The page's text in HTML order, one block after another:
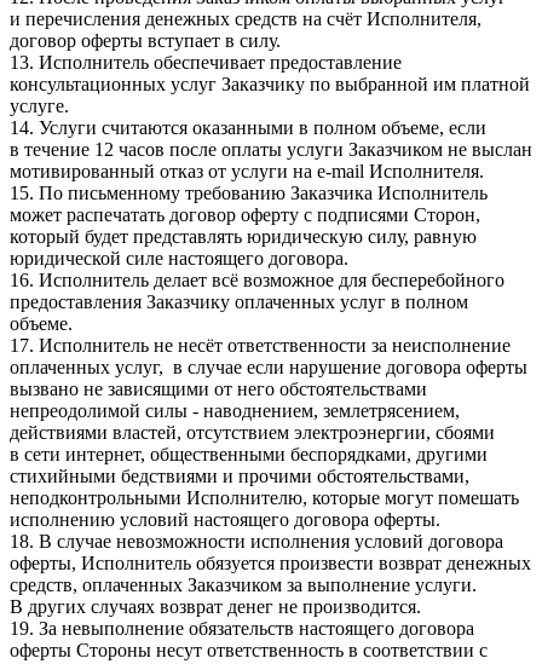
и перечисления денежных средств на счёт Исполнителя,
договор оферты вступает в силу.
13. Исполнитель обеспечивает предоставление
консультационных услуг Заказчику по выбранной им платной
услуге.
14. Услуги считаются оказанными в полном объеме, если
в течение 12 часов после оплаты услуги Заказчиком не выслан
мотивированный отказ от услуги на e-mail Исполнителя.
15. По письменному требованию Заказчика Исполнитель
может распечатать договор оферту с подписями Сторон,
который будет представлять юридическую силу, равную
юридической силе настоящего договора.
16. Исполнитель делает всё возможное для бесперебойного
предоставления Заказчику оплаченных услуг в полном
объеме.
17. Исполнитель не несёт ответственности за неисполнение
оплаченных услуг, в случае если нарушение договора оферты
вызвано не зависящими от него обстоятельствами
непреодолимой силы - наводнением, землетрясением,
действиями властей, отсутствием электроэнергии, сбоями
в сети интернет, общественными беспорядками, другими
стихийными бедствиями и прочими обстоятельствами,
неподконтрольными Исполнителю, которые могут помешать
исполнению условий настоящего договора оферты.
18. В случае невозможности исполнения условий договора
оферты, Исполнитель обязуется произвести возврат денежных
средств, оплаченных Заказчиком за выполнение услуги.
В других случаях возврат денег не производится.
19. За невыполнение обязательств настоящего договора
оферты Стороны несут ответственность в соответствии с